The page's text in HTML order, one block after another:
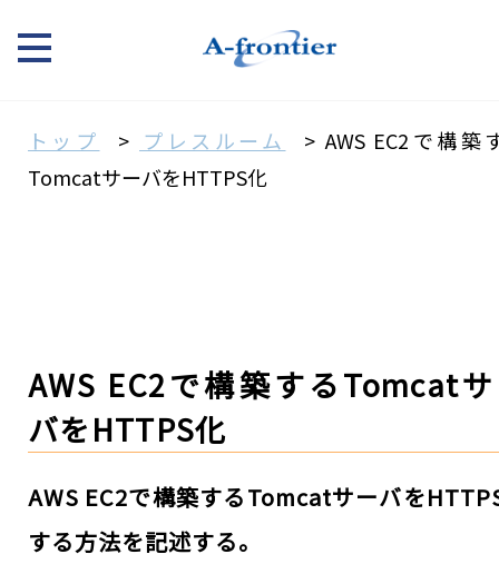
トップ プレスルーム
AWS EC2で構築
TomcatサーバをHTTPS化
AWS EC2で構築するTomcat
バをHTTPS化
AWS EC2で構築するTomcatサーバを
する方法を記述する。